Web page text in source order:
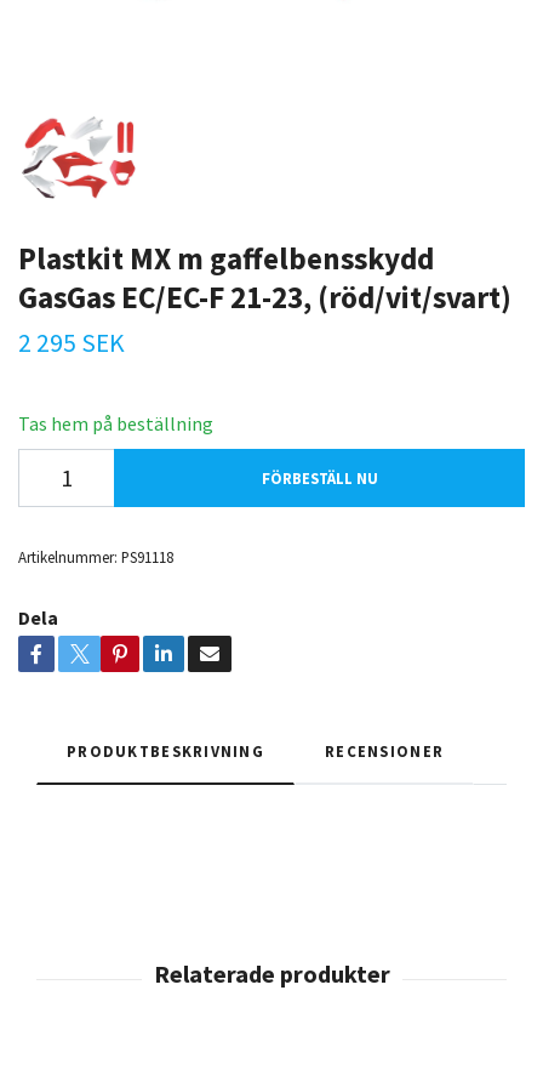
Plastkit MX m gaffelbensskydd
GasGas EC/EC-F 21-23, (röd/vit/svart)
2 295 SEK
Tas hem på beställning
FÖRBESTÄLL NU
Artikelnummer: PS91118
Dela
PRODUKTBESKRIVNING RECENSIONER